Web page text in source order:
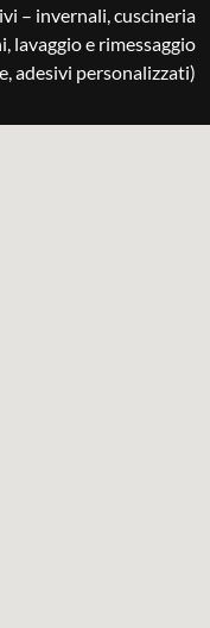
– invernali, cuscineria
lavaggio e rimessaggio
adesivi personalizzati)